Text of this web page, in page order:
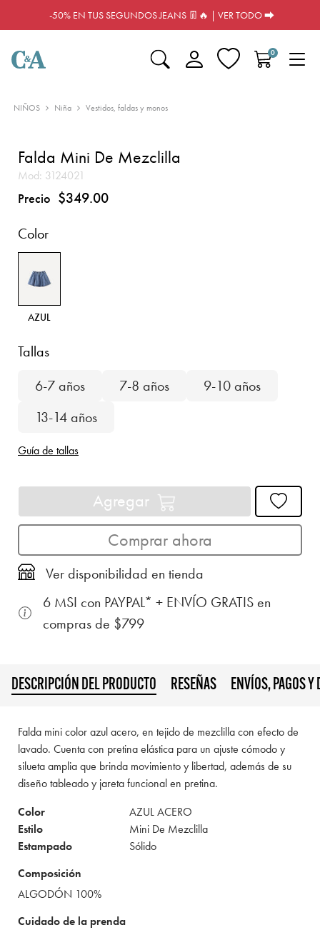
-50% EN TUS SEGUNDOS JEANS 👖🔥 | VER TODO ⮕
0
NIÑOS Niña Vestidos, faldas y monos
Falda Mini De Mezclilla
Mod: 3124021
Precio $349.00
Color
AZUL
Tallas
6-7 años
7-8 años
9-10 años
13-14 años
Guía de tallas
Agregar
Comprar ahora
Ver disponibilidad en tienda
6 MSI con PAYPAL* + ENVÍO GRATIS en
compras de $799
DESCRIPCIÓN DEL PRODUCTO RESEÑAS ENVÍOS, PAGOS Y
Falda mini color azul acero, en tejido de mezclilla con efecto de
lavado. Cuenta con pretina elástica para un ajuste cómodo y
silueta amplia que brinda movimiento y libertad, además de su
diseño tableado y jareta funcional en pretina.
Color
AZUL ACERO
Estilo
Mini De Mezclilla
Estampado
Sólido
Composición
ALGODÓN 100%
Cuidado de la prenda